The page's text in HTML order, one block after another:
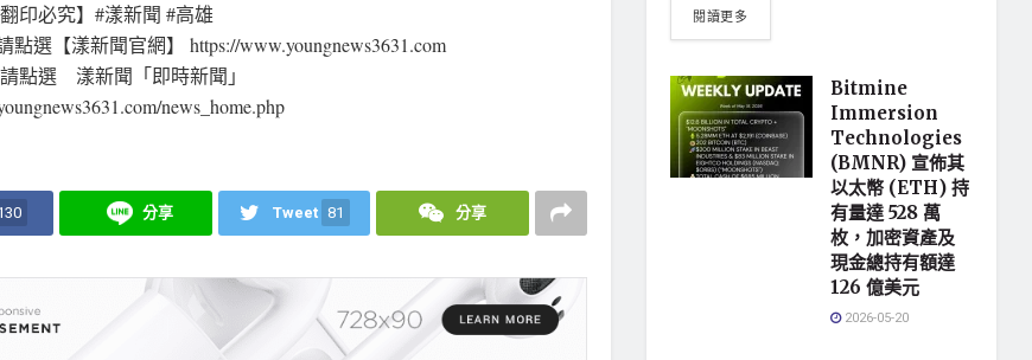
翻印必究】#漾新聞 #高雄
點選【漾新聞官網】 https://www.youngnews3631.com⁠
請點選 漾新聞「即時新聞」
news_home.php⁠
分享 Tweet 81 分享
閱讀更多
Bitmine
Immersion
Technologies
(BMNR) 宣佈其
以太幣 (ETH) 持
有量達 528 萬
枚，加密資產及
現金總持有額達
126 億美元
2026-05-20